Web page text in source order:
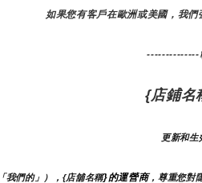
如果您有客戶在歐洲或美國，我們
--------------
{店鋪名
更新和
我們的」），{店舖名稱}的運營商，尊重您對